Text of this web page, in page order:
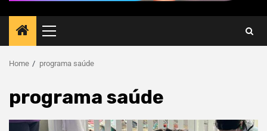
Home programa saúde
programa saúde